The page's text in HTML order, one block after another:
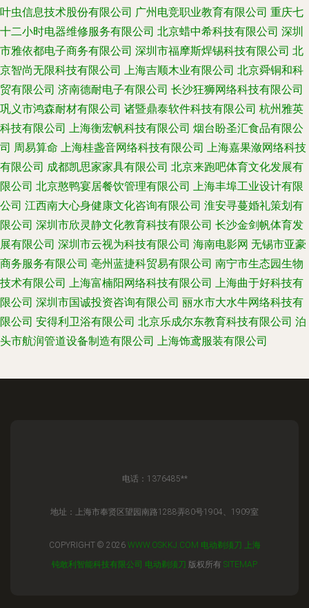
叶虫信息技术股份有限公司 广州电竞职业教育有限公司 重庆七
十二小时电器维修服务有限公司 北京蜡中希科技有限公司 深圳
市雅依都电子商务有限公司 深圳市福摩斯焊锡科技有限公司 北
京智尚无限科技有限公司 上海吉顺木业有限公司 北京舜铜和科
贸有限公司 济南德耐电子有限公司 长沙狂狮网络科技有限公司
巩义市鸿森耐材有限公司 诸暨鼎泰软件科技有限公司 杭州雅英
科技有限公司 上海衡宏帆科技有限公司 烟台盼圣汇食品有限公
司 周易算命 上海桂盏音网络科技有限公司 上海嘉果潋网络科技
有限公司 成都凯思家家具有限公司 北京来跑吧体育文化发展有
限公司 北京憨鸭宴居餐饮管理有限公司 上海丰埠工业设计有限
公司 江西南大心身健康文化咨询有限公司 淮安寻蔓婚礼策划有
限公司 深圳市欣灵静文化教育科技有限公司 长沙金剑帆体育发
展有限公司 深圳市云视为科技有限公司 海南电影网 无锡市亚豪
商务服务有限公司 亳州蓝捷科贸易有限公司 南宁市生态园生物
技术有限公司 上海富楠阳网络科技有限公司 上海曲于好科技有
限公司 深圳市国诚投资咨询有限公司 丽水市大水牛网络科技有
限公司 安得利卫浴有限公司 北京乐成尔东教育科技有限公司 泊
头市航润管道设备制造有限公司 上海饰鸢服装有限公司
电话：1376485**
地址：上海市奉贤区望园南路1288弄80号1904、1909室
COPYRIGHT © 2026 WWW.OSKKJ.COM 电动剃须刀
上海
钝敢利智能科技有限公司 电动剃须刀 版权所有 SITEMAP